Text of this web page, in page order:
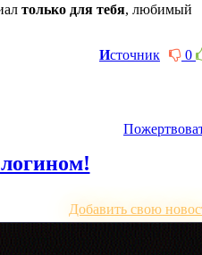
только для тебя, любимый
0
Источник
Добавить свою